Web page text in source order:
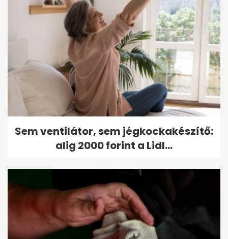
Sem ventilátor, sem jégkockakészítő:
alig 2000 forint a Lidl...